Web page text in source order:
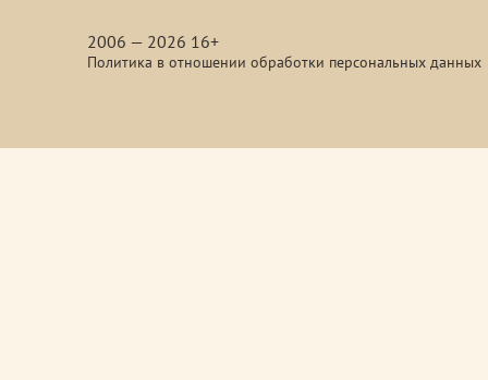
2006 — 2026 16+
Политика в отношении обработки персональных данных